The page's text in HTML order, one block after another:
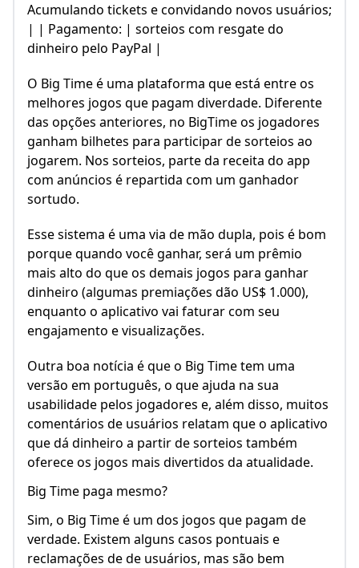
Acumulando tickets e convidando novos usuários;
| | Pagamento: | sorteios com resgate do
dinheiro pelo PayPal |
O Big Time é uma plataforma que está entre os
melhores jogos que pagam diverdade. Diferente
das opções anteriores, no BigTime os jogadores
ganham bilhetes para participar de sorteios ao
jogarem. Nos sorteios, parte da receita do app
com anúncios é repartida com um ganhador
sortudo.
Esse sistema é uma via de mão dupla, pois é bom
porque quando você ganhar, será um prêmio
mais alto do que os demais jogos para ganhar
dinheiro (algumas premiações dão US$ 1.000),
enquanto o aplicativo vai faturar com seu
engajamento e visualizações.
Outra boa notícia é que o Big Time tem uma
versão em português, o que ajuda na sua
usabilidade pelos jogadores e, além disso, muitos
comentários de usuários relatam que o aplicativo
que dá dinheiro a partir de sorteios também
oferece os jogos mais divertidos da atualidade.
Big Time paga mesmo?
Sim, o Big Time é um dos jogos que pagam de
verdade. Existem alguns casos pontuais e
reclamações de de usuários, mas são bem